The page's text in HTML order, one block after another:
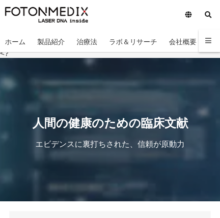
ホーム 製品紹介 治療法 ラボ＆リサーチ 会社概要 お
<?
人間の健康のための臨床文献
エビデンスに裏打ちされた、信頼が原動力